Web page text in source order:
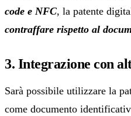
code e NFC, la patente
contraffare rispetto al
3. Integrazione con
Sarà possibile utilizzare la
come documento